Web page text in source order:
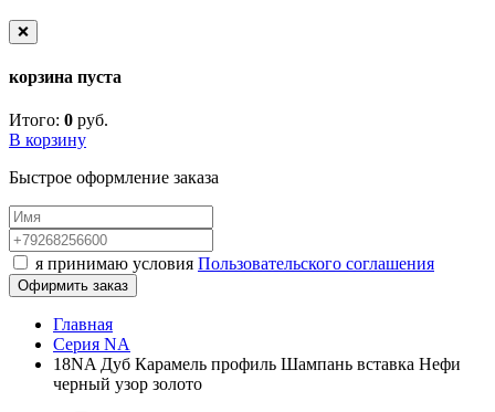
❌
корзина пуста
Итого: 0 руб.
В корзину
Быстрое оформление заказа
я принимаю условия Пользовательского соглашения
Офирмить заказ
Главная
Серия NA
18NA Дуб Карамель профиль Шампань вставка Нефи
черный узор золото